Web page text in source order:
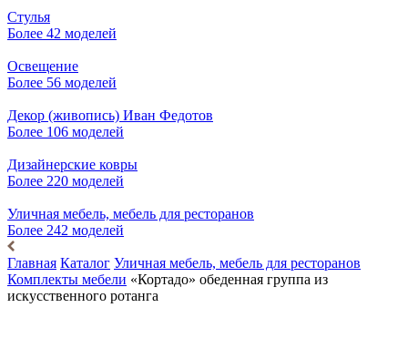
Стулья
Более 42 моделей
Освещение
Более 56 моделей
Декор (живопись) Иван Федотов
Более 106 моделей
Дизайнерские ковры
Более 220 моделей
Уличная мебель, мебель для ресторанов
Более 242 моделей
Главная Каталог Уличная мебель, мебель для ресторанов
Комплекты мебели «Кортадо» обеденная группа из
искусственного ротанга